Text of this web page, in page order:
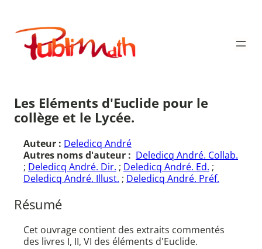
contenu
Publimath
Les Eléments d'Euclide pour le
collège et le Lycée.
Auteur : Deledicq André
Autres noms d'auteur : Deledicq André. Collab.
; Deledicq André. Dir. ; Deledicq André. Ed. ;
Deledicq André. Illust. ; Deledicq André. Préf.
Résumé
Cet ouvrage contient des extraits commentés
des livres I, II, VI des éléments d'Euclide.